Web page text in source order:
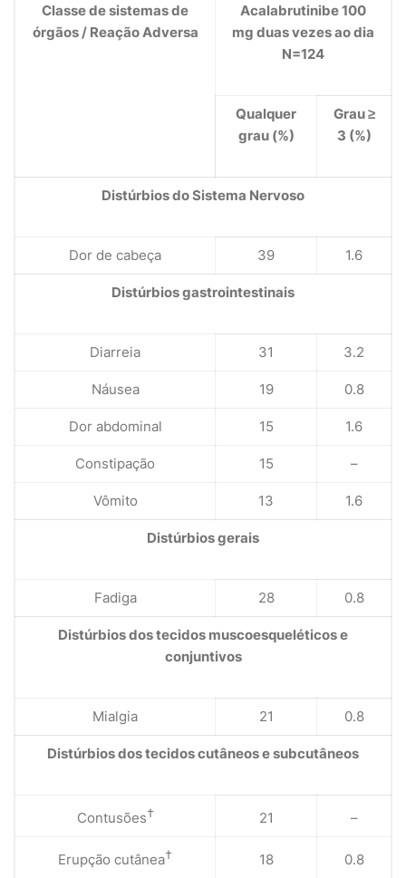
Classe de sistemas de
órgãos / Reação Adversa
Acalabrutinibe 100
mg duas vezes ao dia
N=124
Qualquer
grau (%)
Grau ≥
3 (%)
Distúrbios do Sistema Nervoso
Dor de cabeça 39 1.6
Distúrbios gastrointestinais
Diarreia 31 3.2
Náusea 19 0.8
Dor abdominal 15 1.6
Constipação 15 –
Vômito 13 1.6
Distúrbios gerais
Fadiga 28 0.8
Distúrbios dos tecidos muscoesqueléticos e
conjuntivos
Mialgia 21 0.8
Distúrbios dos tecidos cutâneos e subcutâneos
Contusões† 21 –
Erupção cutânea† 18 0.8